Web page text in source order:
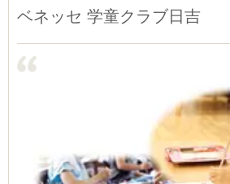
ベネッセ 学童クラブ日吉